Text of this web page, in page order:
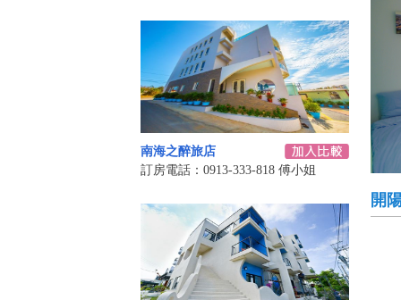
南海之醉旅店
訂房電話：0913-333-818 傅小姐
開